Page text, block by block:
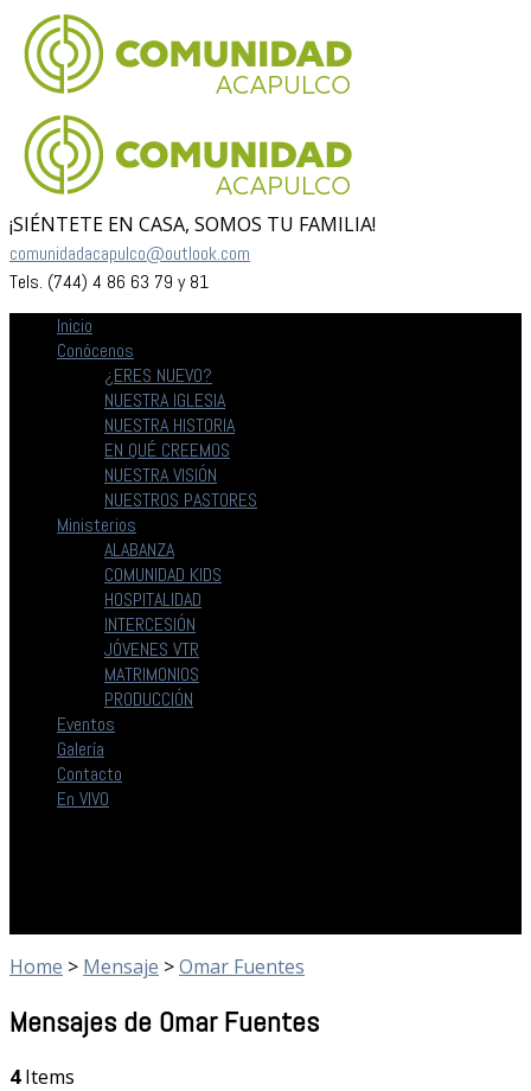
¡SIÉNTETE EN CASA, SOMOS TU FAMILIA!
comunidadacapulco@outlook.com
Tels. (744) 4 86 63 79 y 81
Inicio
Conócenos
¿ERES NUEVO?
NUESTRA IGLESIA
NUESTRA HISTORIA
EN QUÉ CREEMOS
NUESTRA VISIÓN
NUESTROS PASTORES
Ministerios
ALABANZA
COMUNIDAD KIDS
HOSPITALIDAD
INTERCESIÓN
JÓVENES VTR
MATRIMONIOS
PRODUCCIÓN
Eventos
Galería
Contacto
En VIVO
Home > Mensaje >Omar Fuentes
Mensajes de Omar Fuentes
4Items